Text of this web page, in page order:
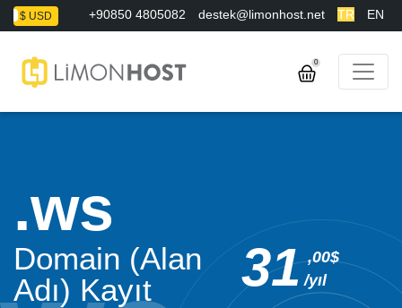
$ USD +90850 4805082 destek@limonhost.net TR EN
0
ws
Domain (Alan
Adı) Kayıt
31 ,00$
/yıl